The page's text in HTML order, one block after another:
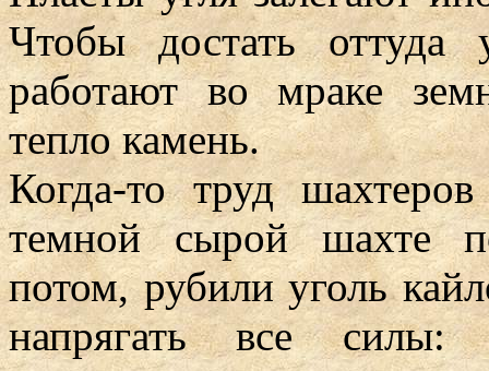
Чтобы достать
работают во мраке
тепло камень.
Когда-то труд
темной сырой шахте
потом, рубили уголь
напрягать все